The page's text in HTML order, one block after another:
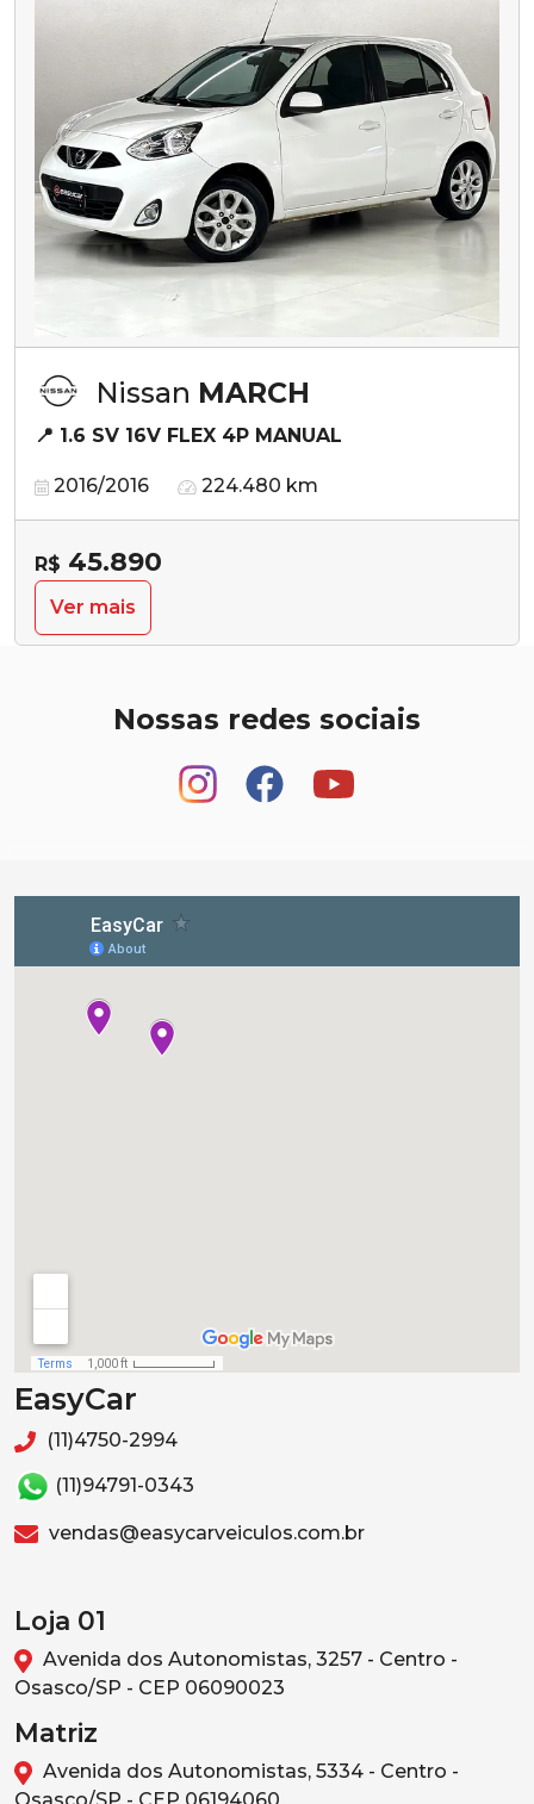
Nissan MARCH
📍 1.6 SV 16V FLEX 4P MANUAL
2016/2016 224.480 km
R$ 45.890
Ver mais
Nossas redes sociais
EasyCar
(11)4750-2994
(11)94791-0343
vendas@easycarveiculos.com.br
Loja 01
Avenida dos Autonomistas, 3257 - Centro -
Osasco/SP - CEP 06090023
Matriz
Avenida dos Autonomistas, 5334 - Centro -